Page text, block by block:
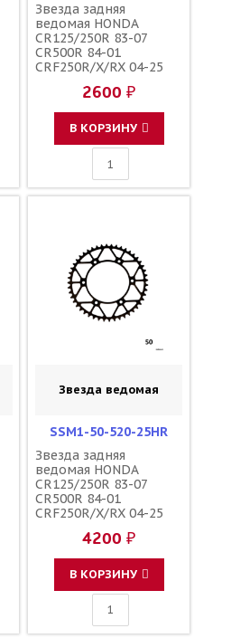
Звезда задняя
ведомая HONDA
CR125/250R 83-07
CR500R 84-01
CRF250R/X/RX 04-25
зубов 48 / SUNSTAR
JTR210 154U-520-48
41202-KZ3-J40
2600 ₽
В КОРЗИНУ
Звезда ведомая
SSM1-50-520-25HR
Звезда задняя
ведомая HONDA
CR125/250R 83-07
CR500R 84-01
CRF250R/X/RX 04-25
зубов 50 / MRP JTR210
1-3559-50
4200 ₽
В КОРЗИНУ